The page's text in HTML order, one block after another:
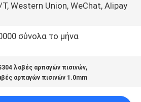
Western Union, WeChat, Alipay
σύνολα το μήνα
λαβές αρπαγών πισινών,
αρπαγών πισινών 1.0mm